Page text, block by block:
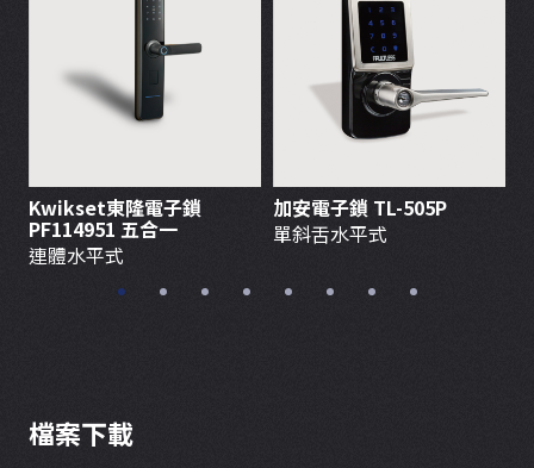
Kwikset東隆電子鎖
PF114951 五合一
連體水平式
加安電子鎖 TL-505P
單斜舌水平式
檔案下載